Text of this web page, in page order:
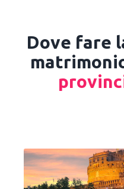
Dove fare